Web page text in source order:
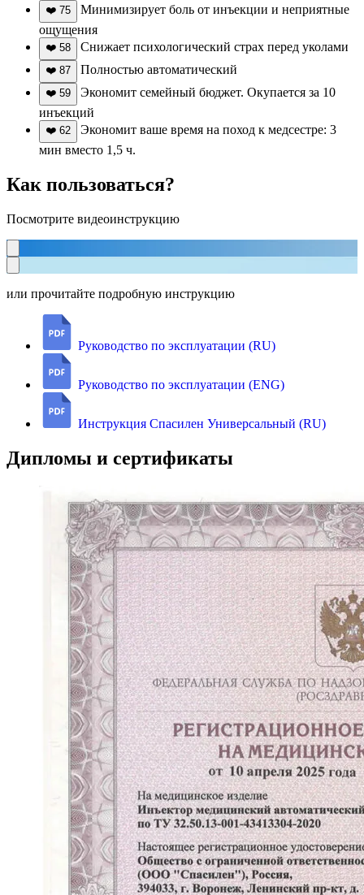
❤️ 75
Минимизирует боль от инъекции и неприятные
ощущения
❤️ 58 Снижает психологический страх перед уколами
❤️ 87 Полностью автоматический
❤️ 59
Экономит семейный бюджет. Окупается за 10
инъекций
❤️ 62
Экономит ваше время на поход к медсестре: 3
мин вместо 1,5 ч.
Как пользоваться?
Посмотрите видеоинструкцию
или прочитайте подробную инструкцию
Руководство по эксплуатации (RU)
Руководство по эксплуатации (ENG)
Инструкция Спасилен Универсальный (RU)
Дипломы и сертификаты